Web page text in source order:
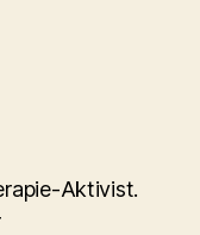
Aktivist.